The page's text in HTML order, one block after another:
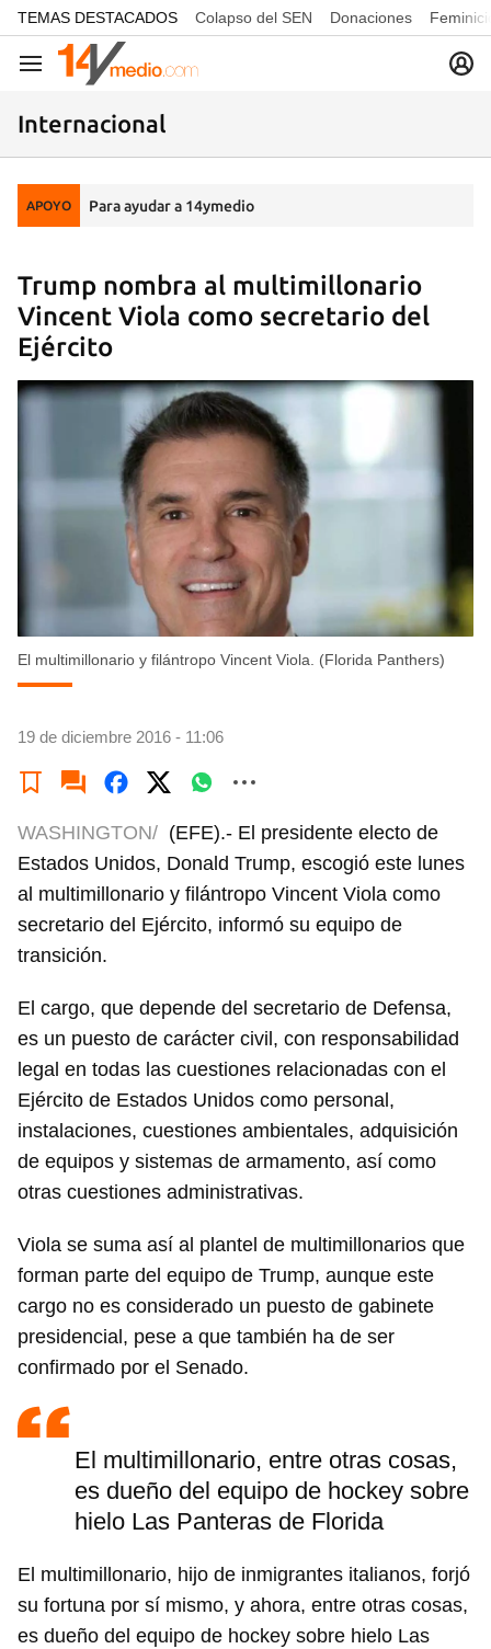
common.go-to-content
TEMAS DESTACADOS Colapso del SEN Donaciones
Navegación
Internacional
APOYO Para ayudar a 14ymedio
Trump nombra al multimillonario
Vincent Viola como secretario del
Ejército
El multimillonario y filántropo Vincent Viola. (Florida Panthers)
19 de diciembre 2016 - 11:06
WASHINGTON/ (EFE).- El presidente electo de
Estados Unidos, Donald Trump, escogió este lunes
al multimillonario y filántropo Vincent Viola como
secretario del Ejército, informó su equipo de
transición.
El cargo, que depende del secretario de Defensa,
es un puesto de carácter civil, con responsabilidad
legal en todas las cuestiones relacionadas con el
Ejército de Estados Unidos como personal,
instalaciones, cuestiones ambientales, adquisición
de equipos y sistemas de armamento, así como
otras cuestiones administrativas.
Viola se suma así al plantel de multimillonarios que
forman parte del equipo de Trump, aunque este
cargo no es considerado un puesto de gabinete
presidencial, pese a que también ha de ser
confirmado por el Senado.
El multimillonario, entre otras cosas,
es dueño del equipo de hockey sobre
hielo Las Panteras de Florida
El multimillonario, hijo de inmigrantes italianos, forjó
su fortuna por sí mismo, y ahora, entre otras cosas,
es dueño del equipo de hockey sobre hielo Las